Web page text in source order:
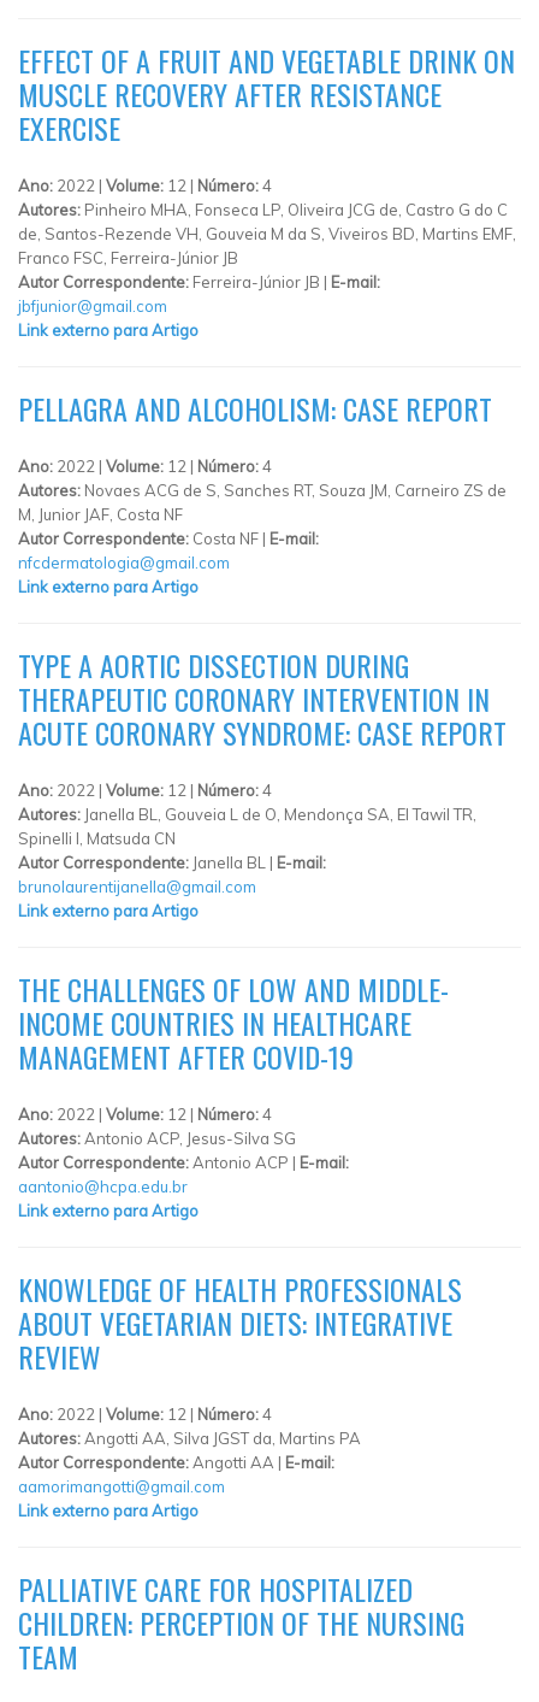
EFFECT OF A FRUIT AND VEGETABLE DRINK ON
MUSCLE RECOVERY AFTER RESISTANCE
EXERCISE
Ano: 2022 | Volume: 12 | Número:4
Autores: Pinheiro MHA, Fonseca LP, Oliveira JCG de, Castro G do C
de, Santos-Rezende VH, Gouveia M da S, Viveiros BD, Martins EMF,
Franco FSC, Ferreira-Júnior JB
Autor Correspondente: Ferreira-Júnior JB | E-mail:
jbfjunior@gmail.com
Link externo para Artigo
PELLAGRA AND ALCOHOLISM: CASE REPORT
Ano: 2022 | Volume: 12 | Número:4
Autores: Novaes ACG de S, Sanches RT, Souza JM, Carneiro ZS de
M, Junior JAF, Costa NF
Autor Correspondente: Costa NF | E-mail:
nfcdermatologia@gmail.com
Link externo para Artigo
TYPE A AORTIC DISSECTION DURING
THERAPEUTIC CORONARY INTERVENTION IN
ACUTE CORONARY SYNDROME: CASE REPORT
Ano: 2022 | Volume: 12 | Número:4
Autores: Janella BL, Gouveia L de O, Mendonça SA, El Tawil TR,
Spinelli I, Matsuda CN
Autor Correspondente: Janella BL | E-mail:
brunolaurentijanella@gmail.com
Link externo para Artigo
THE CHALLENGES OF LOW AND MIDDLE-
INCOME COUNTRIES IN HEALTHCARE
MANAGEMENT AFTER COVID-19
Ano: 2022 | Volume: 12 | Número:4
Autores:Antonio ACP, Jesus-Silva SG
Autor Correspondente:Antonio ACP | E-mail:
aantonio@hcpa.edu.br
Link externo para Artigo
KNOWLEDGE OF HEALTH PROFESSIONALS
ABOUT VEGETARIAN DIETS: INTEGRATIVE
REVIEW
Ano: 2022 | Volume: 12 | Número:4
Autores:Angotti AA, Silva JGST da, Martins PA
Autor Correspondente:Angotti AA | E-mail:
aamorimangotti@gmail.com
Link externo para Artigo
PALLIATIVE CARE FOR HOSPITALIZED
CHILDREN: PERCEPTION OF THE NURSING
TEAM